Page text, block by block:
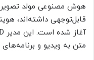
هوش مصنوعی مولد
قابل‌توجهی داشته‌اند،
متن به ویدیو و